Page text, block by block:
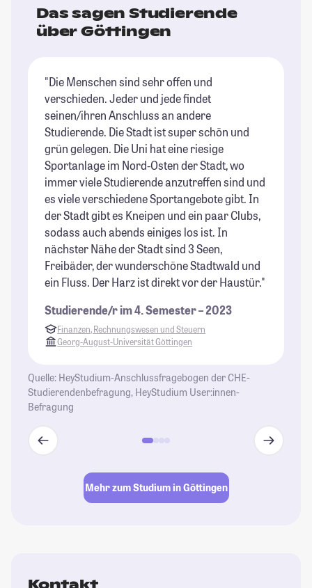
Das sagen Studierende
über Göttingen
"Die Menschen sind sehr offen und
verschieden. Jeder und jede findet
seinen/ihren Anschluss an andere
Studierende. Die Stadt ist super schön und
grün gelegen. Die Uni hat eine riesige
Sportanlage im Nord-Osten der Stadt, wo
immer viele Studierende anzutreffen sind und
es viele verschiedene Sportangebote gibt. In
der Stadt gibt es Kneipen und ein paar Clubs,
sodass auch abends einiges los ist. In
nächster Nähe der Stadt sind 3 Seen,
Freibäder, der wunderschöne Stadtwald und
ein Fluss. Der Harz ist direkt vor der Haustür."
Studierende/r im 4. Semester – 2023
Finanzen, Rechnungswesen und Steuern
Georg-August-Universität Göttingen
Quelle: HeyStudium-Anschlussfragebogen der CHE-
Studierendenbefragung, HeyStudium User:innen-
Befragung
Mehr zum Studium in Göttingen
Kontakt